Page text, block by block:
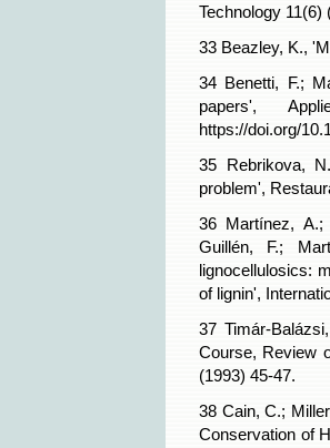
Technology 11(6)
33 Beazley, K.,
34 Benetti, F.;
papers',
https://doi.org/
35 Rebrikova,
problem',
36 Martínez, A.;
Guillén, F.;
lignocellulosics:
of lignin',
37 Timár-
Course, Review
(1993) 45-47.
38 Cain, C.;
Conservation of